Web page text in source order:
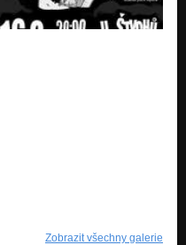
Zobrazit všechny galerie